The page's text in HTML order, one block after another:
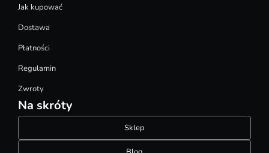
Jak kupować
Dostawa
Płatności
Regulamin
Zwroty
Na skróty
Sklep